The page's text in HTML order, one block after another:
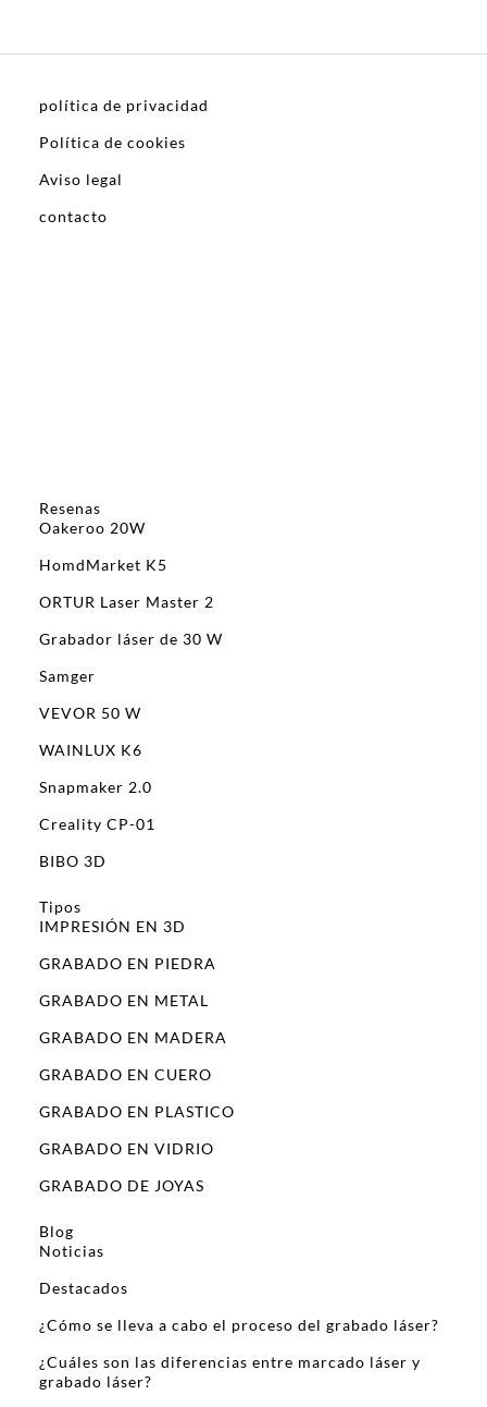
política de privacidad
Política de cookies
Aviso legal
contacto
Resenas
Oakeroo 20W
HomdMarket K5
ORTUR Laser Master 2
Grabador láser de 30 W
Samger
VEVOR 50 W
WAINLUX K6
Snapmaker 2.0
Creality CP-01
BIBO 3D
Tipos
IMPRESIÓN EN 3D
GRABADO EN PIEDRA
GRABADO EN METAL
GRABADO EN MADERA
GRABADO EN CUERO
GRABADO EN PLASTICO
GRABADO EN VIDRIO
GRABADO DE JOYAS
Blog
Noticias
Destacados
¿Cómo se lleva a cabo el proceso del grabado láser?
¿Cuáles son las diferencias entre marcado láser y
grabado láser?